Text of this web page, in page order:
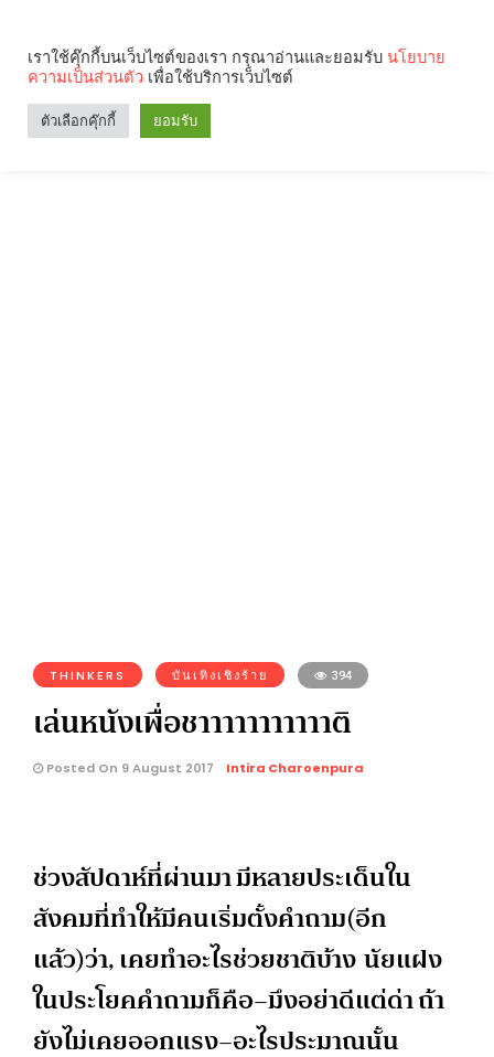
THINKERS บันเทิงเชิงร้าย 394
เล่นหนังเพื่อชาาาาาาาาาาาติ
Posted On 9 August 2017 Intira Charoenpura
ช่วงสัปดาห์ที่ผ่านมา มีหลายประเด็นใน
สังคมที่ทำให้มีคนเริ่มตั้งคำถาม(อีก
แล้ว)ว่า, เคยทำอะไรช่วยชาติบ้าง นัยแฝง
ในประโยคคำถามก็คือ–มึงอย่าดีแต่ด่า ถ้า
ยังไม่เคยออกแรง–อะไรประมาณนั้น
เราใช้คุ๊กกี้บนเว็บไซต์ของเรา กรุณาอ่านและยอมรับ นโยบาย
ความเป็นส่วนตัว เพื่อใช้บริการเว็บไซต์
ตัวเลือกคุ๊กกี้ ยอมรับ